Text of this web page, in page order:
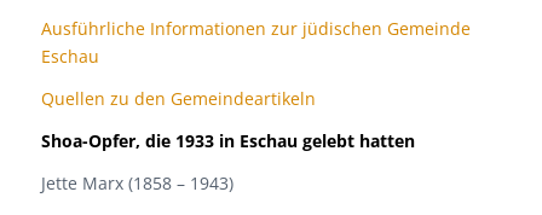
Ausführliche Informationen zur jüdischen Gemeinde
Eschau
Quellen zu den Gemeindeartikeln
Shoa-Opfer, die 1933 in Eschau gelebt hatten
Jette Marx (1858 – 1943)